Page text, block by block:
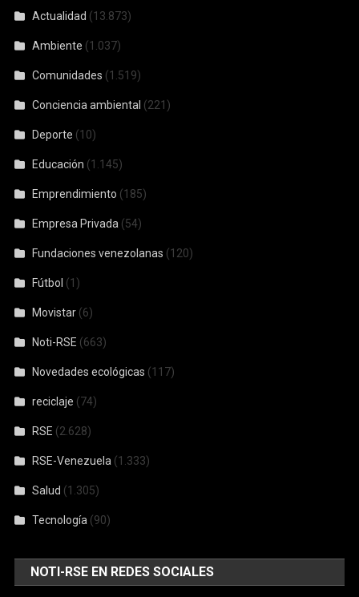
Actualidad (13.873)
Ambiente (1.037)
Comunidades (1.519)
Conciencia ambiental (221)
Deporte (10)
Educación (1.145)
Emprendimiento (185)
Empresa Privada (54)
Fundaciones venezolanas (120)
Fútbol (1)
Movistar (6)
Noti-RSE (663)
Novedades ecológicas (117)
reciclaje (74)
RSE (2.628)
RSE-Venezuela (1.333)
Salud (1.305)
Tecnología (90)
NOTI-RSE EN REDES SOCIALES